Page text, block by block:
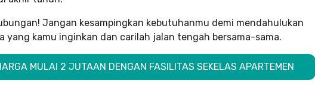
Jangan kesampingkan kebutuhanmu demi mendahulukan
yang kamu inginkan dan carilah jalan tengah bersama-sama.
MULAI 2 JUTAAN DENGAN FASILITAS SEKELAS APARTEMEN